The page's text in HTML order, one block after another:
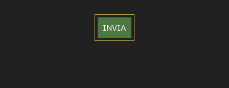
INVIA